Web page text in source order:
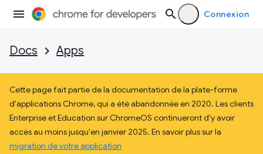
Connexion
Docs Apps
Cette page fait partie de la documentation de la plate-forme
d'applications Chrome, qui a été abandonnée en 2020. Les clients
Enterprise et Education sur ChromeOS continueront d'y avoir
accès au moins jusqu'en janvier 2025. En savoir plus sur la
migration de votre application